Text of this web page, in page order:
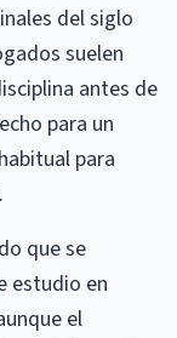
del siglo
suelen
antes de
para un
para
que se
estudio en
el